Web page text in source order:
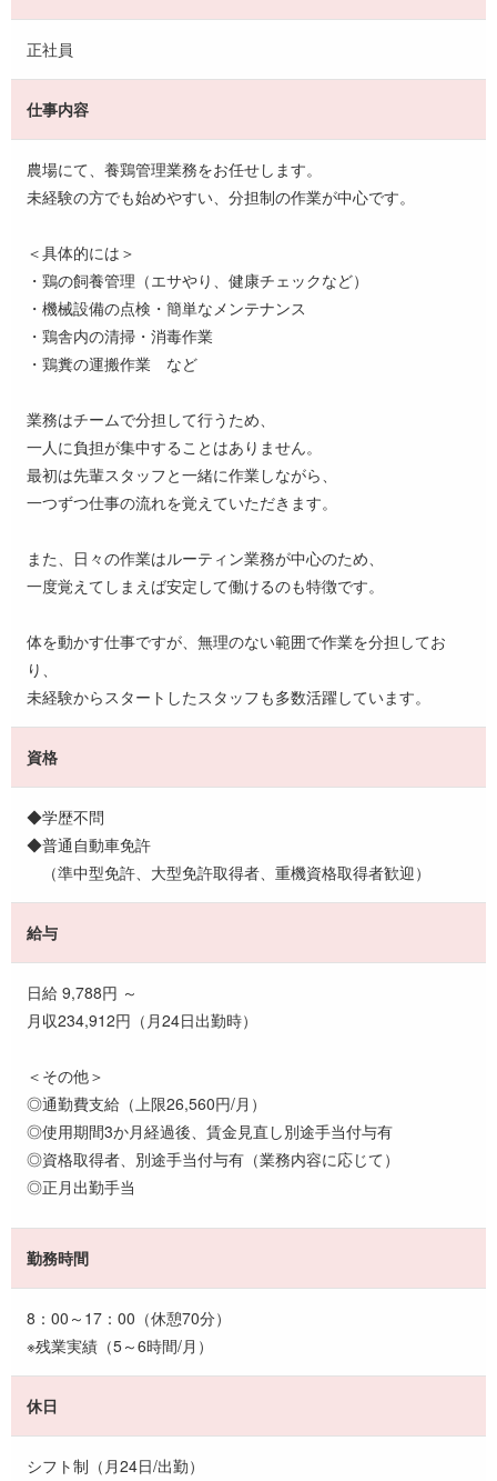
正社員
仕事内容
農場にて、養鶏管理業務をお任せします。
未経験の方でも始めやすい、分担制の作業が中心です。
＜具体的には＞
・鶏の飼養管理（エサやり、健康チェックなど）
・機械設備の点検・簡単なメンテナンス
・鶏舎内の清掃・消毒作業
・鶏糞の運搬作業 など
業務はチームで分担して行うため、
一人に負担が集中することはありません。
最初は先輩スタッフと一緒に作業しながら、
一つずつ仕事の流れを覚えていただきます。
また、日々の作業はルーティン業務が中心のため、
一度覚えてしまえば安定して働けるのも特徴です。
体を動かす仕事ですが、無理のない範囲で作業を分担してお
り、
未経験からスタートしたスタッフも多数活躍しています。
資格
◆学歴不問
◆普通自動車免許
（準中型免許、大型免許取得者、重機資格取得者歓迎）
給与
日給 9,788円 ～
月収234,912円（月24日出勤時）
＜その他＞
◎通勤費支給（上限26,560円/月）
◎使用期間3か月経過後、賃金見直し別途手当付与有
◎資格取得者、別途手当付与有（業務内容に応じて）
◎正月出勤手当
勤務時間
8：00～17：00（休憩70分）
※残業実績（5～6時間/月）
休日
シフト制（月24日/出勤）